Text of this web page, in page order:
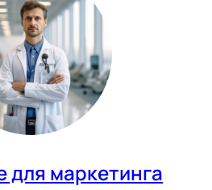
для маркетинга